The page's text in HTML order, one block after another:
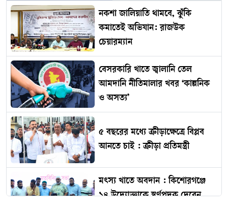
নকশা জালিয়াতি থামবে, ঝুঁকি
কমাতেই অভিযান: রাজউক
চেয়ারম্যান
বেসরকারি খাতে জ্বালানি তেল
আমদানি নীতিমালার খবর ‘কাল্পনিক
ও অসত্য’
৫ বছরের মধ্যে ক্রীড়াক্ষেত্রে বিপ্লব
আনতে চাই : ক্রীড়া প্রতিমন্ত্রী
মৎস্য খাতে অবদান : কিশোরগঞ্জে
১৪ উদ্যোক্তাকে স্বর্ণপদক দেবেন